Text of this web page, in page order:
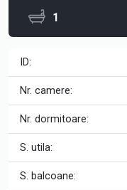
1
ID:
Nr. camere:
Nr. dormitoare:
S. utila:
S. balcoane: